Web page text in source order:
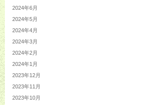
2024年6月
2024年5月
2024年4月
2024年3月
2024年2月
2024年1月
2023年12月
2023年11月
2023年10月